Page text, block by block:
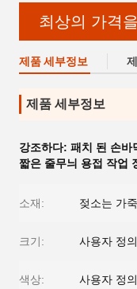
최상의 가격
제품 세부정보
제품 세부정보
강조하다: 패치 된 손바
짧은 줄무늬 용접 작업
소재: 젖소는 가
크기: 사용자 정
색상: 사용자 정